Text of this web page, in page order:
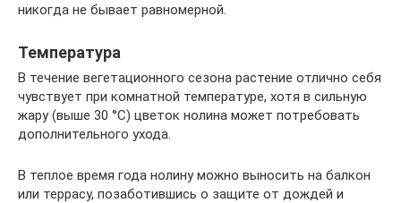
никогда не бывает равномерной.
Температура
В течение вегетационного сезона растение отлично себя
чувствует при комнатной температуре, хотя в сильную
жару (выше 30 °С) цветок нолина может потребовать
дополнительного ухода.
В теплое время года нолину можно выносить на балкон
или террасу, позаботившись о защите от дождей и